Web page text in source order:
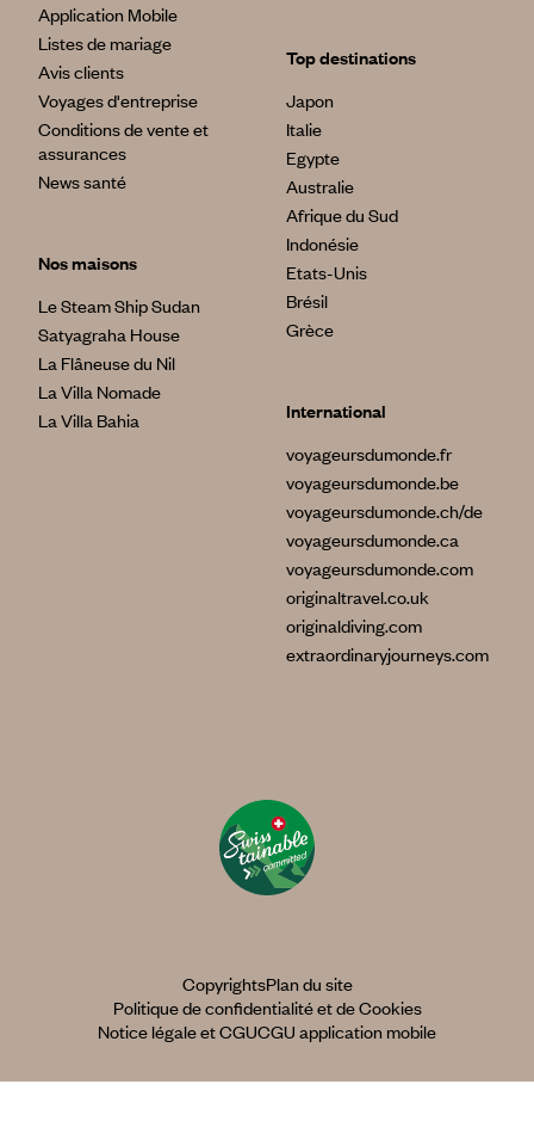
Application Mobile
Listes de mariage
Avis clients
Voyages d'entreprise
Conditions de vente et
assurances
News santé
Nos maisons
Le Steam Ship Sudan
Satyagraha House
La Flâneuse du Nil
La Villa Nomade
La Villa Bahia
Top destinations
Japon
Italie
Egypte
Australie
Afrique du Sud
Indonésie
Etats-Unis
Brésil
Grèce
International
voyageursdumonde.fr
voyageursdumonde.be
voyageursdumonde.ch/de
voyageursdumonde.ca
voyageursdumonde.com
originaltravel.co.uk
originaldiving.com
extraordinaryjourneys.com
CopyrightsPlan du site
Politique de confidentialité et de Cookies
Notice légale et CGUCGU application mobile